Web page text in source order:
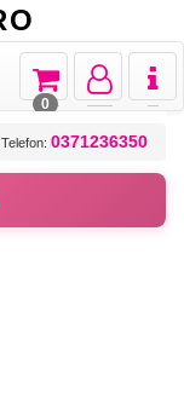
Toggle
Toggle
navigation
Toggle
navigation
0
Telefon: 0371236350